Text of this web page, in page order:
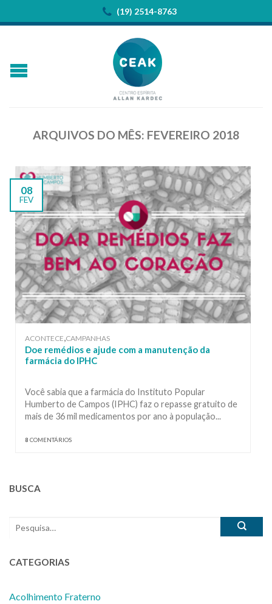
(19) 2514-8763
ARQUIVOS DO MÊS: FEVEREIRO 2018
08
FEV
ACONTECE,CAMPANHAS
Doe remédios e ajude com a manutenção da
farmácia do IPHC
Você sabia que a farmácia do Instituto Popular
Humberto de Campos (IPHC) faz o repasse gratuito de
mais de 36 mil medicamentos por ano à população...
8 COMENTÁRIOS
BUSCA
CATEGORIAS
Acolhimento Fraterno